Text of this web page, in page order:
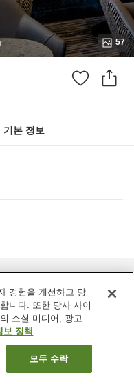
57
기본 정보
하얏트 플레이스 토피카
경험을 개선하고 당
니다. 또한 당사 사이
소셜 미디어, 광고
보 정책
모두 수락